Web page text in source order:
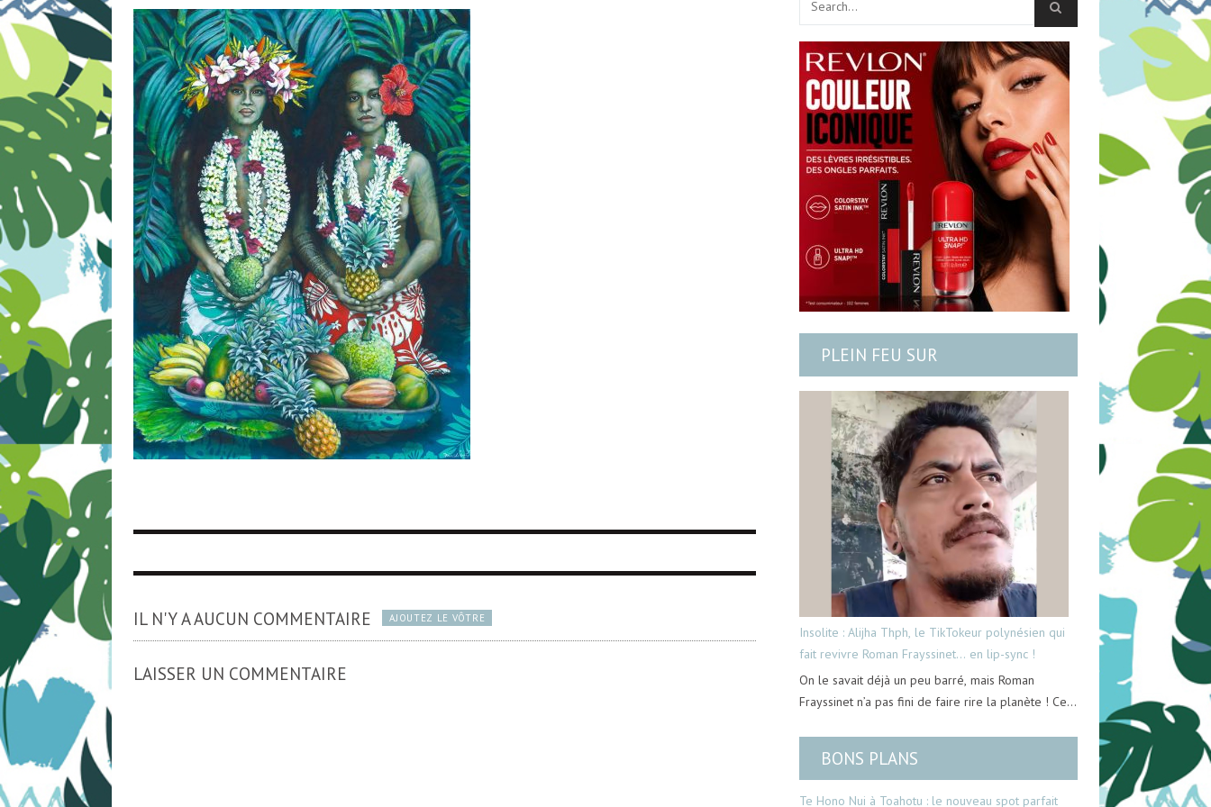
IL N'Y A AUCUN COMMENTAIRE AJOUTEZ LE VÔTRE
LAISSER UN COMMENTAIRE
PLEIN FEU SUR
Insolite : Alijha Thph, le TikTokeur polynésien qui
fait revivre Roman Frayssinet… en lip-sync !
On le savait déjà un peu barré, mais Roman
Frayssinet n’a pas fini de faire rire la planète ! Ce…
BONS PLANS
Te Hono Nui à Toahotu : le nouveau spot parfait